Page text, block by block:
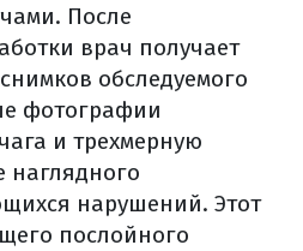
После
врач получает
обследуемого
фотографии
и трехмерную
наглядного
нарушений. Этот
послойного